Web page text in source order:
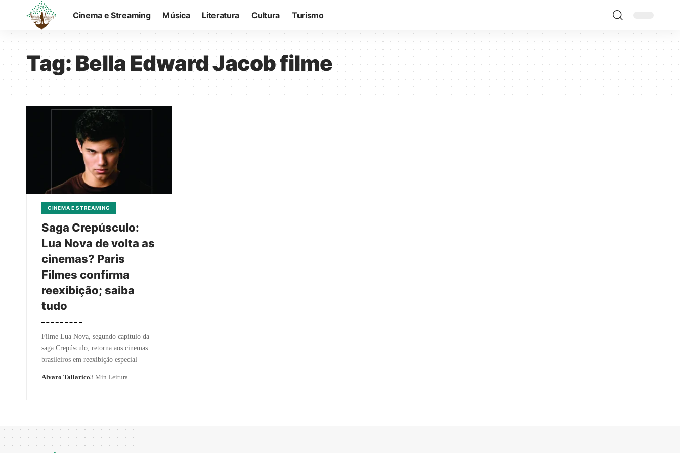
Cinema e Streaming Música Literatura Cultura Turismo
Tag:Bella Edward Jacob filme
CINEMA E STREAMING
Saga Crepúsculo:
Lua Nova de volta as
cinemas? Paris
Filmes confirma
reexibição; saiba
tudo
Filme Lua Nova, segundo capítulo da
saga Crepúsculo, retorna aos cinemas
brasileiros em reexibição especial
Alvaro Tallarico3 Min Leitura